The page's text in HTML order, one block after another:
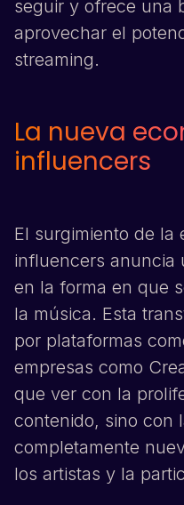
seguir y ofrece una
aprovechar el
streaming.
La nueva
influencers
El surgimiento de la
influencers anuncia
en la forma en que
la música. Esta
por plataformas
empresas como
que ver con la
contenido, sino con
completamente
los artistas y la